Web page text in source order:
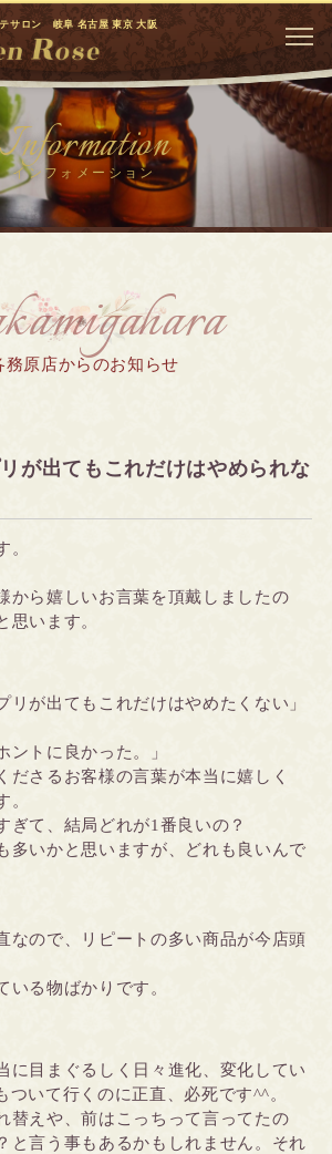
サロン 岐阜 名古屋 東京 大阪
Information
インフォメーション
務原店からのお知らせ
が出てもこれだけはやめられな
。
から嬉しいお言葉を頂戴しましたの
思います。
リが出てもこれだけはやめたくない」
ントに良かった。」
ださるお客様の言葉が本当に嬉しく
。
ぎて、結局どれが1番良いの？
多いかと思いますが、どれも良いんで
なので、リピートの多い商品が今店頭
いる物ばかりです。
に目まぐるしく日々進化、変化してい
ついて行くのに正直、必死です^^。
替えや、前はこっちって言ってたの
と言う事もあるかもしれません。それ